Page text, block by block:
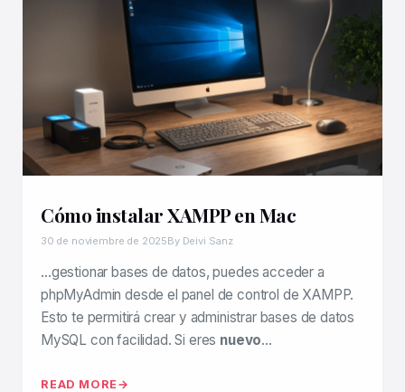
Cómo instalar XAMPP en Mac
30 de noviembre de 2025By Deivi Sanz
…gestionar bases de datos, puedes acceder a
phpMyAdmin desde el panel de control de XAMPP.
Esto te permitirá crear y administrar bases de datos
MySQL con facilidad. Si eres nuevo…
READ MORE